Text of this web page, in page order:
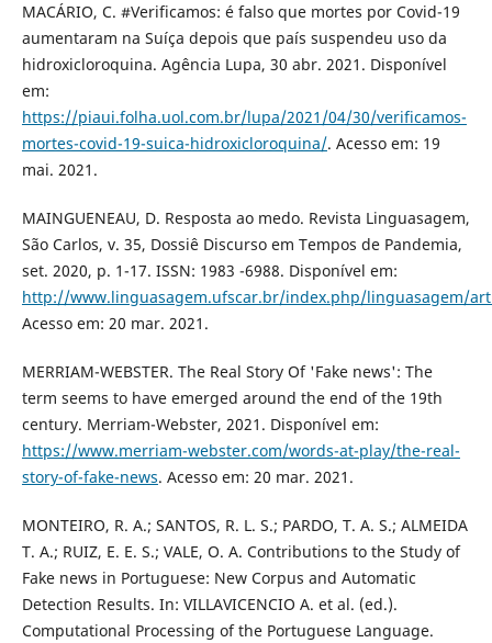
MACÁRIO, C. #Verificamos: é falso que mortes por Covid-19
aumentaram na Suíça depois que país suspendeu uso da
hidroxicloroquina. Agência Lupa, 30 abr. 2021. Disponível
em:
https://piaui.folha.uol.com.br/lupa/2021/04/30/verificamos-
mortes-covid-19-suica-hidroxicloroquina/. Acesso em: 19
mai. 2021.
MAINGUENEAU, D. Resposta ao medo. Revista Linguasagem,
São Carlos, v. 35, Dossiê Discurso em Tempos de Pandemia,
set. 2020, p. 1-17. ISSN: 1983 -6988. Disponível em:
http://www.linguasagem.ufscar.br/index.php/linguasagem/
Acesso em: 20 mar. 2021.
MERRIAM-WEBSTER. The Real Story Of 'Fake news': The
term seems to have emerged around the end of the 19th
century. Merriam-Webster, 2021. Disponível em:
https://www.merriam-webster.com/words-at-play/the-real-
story-of-fake-news. Acesso em: 20 mar. 2021.
MONTEIRO, R. A.; SANTOS, R. L. S.; PARDO, T. A. S.; ALMEIDA
T. A.; RUIZ, E. E. S.; VALE, O. A. Contributions to the Study of
Fake news in Portuguese: New Corpus and Automatic
Detection Results. In: VILLAVICENCIO A. et al. (ed.).
Computational Processing of the Portuguese Language.